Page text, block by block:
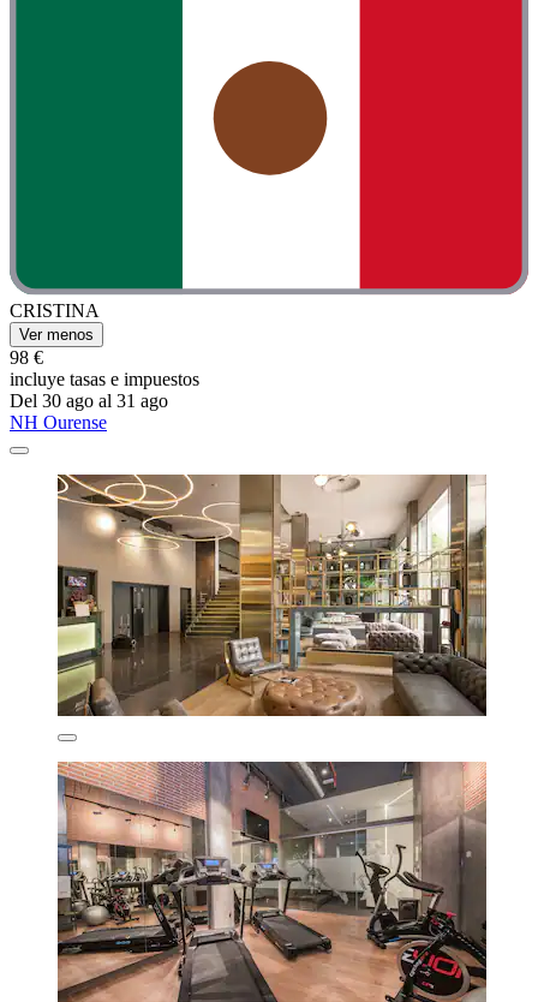
CRISTINA
Ver menos
98 €
incluye tasas e impuestos
Del 30 ago al 31 ago
NH Ourense